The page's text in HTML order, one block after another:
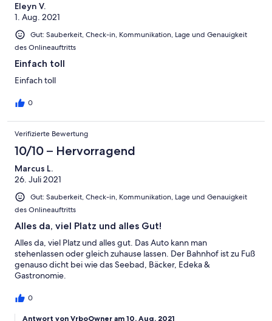
Eleyn V.
1. Aug. 2021
Gut: Sauberkeit, Check-in, Kommunikation, Lage und Genauigkeit
des Onlineauftritts
Einfach toll
Einfach toll
0
Verifizierte Bewertung
10/10 – Hervorragend
Marcus L.
26. Juli 2021
Gut: Sauberkeit, Check-in, Kommunikation, Lage und Genauigkeit
des Onlineauftritts
Alles da, viel Platz und alles Gut!
Alles da, viel Platz und alles gut. Das Auto kann man
stehenlassen oder gleich zuhause lassen. Der Bahnhof ist zu Fuß
genauso dicht bei wie das Seebad, Bäcker, Edeka &
Gastronomie.
0
Antwort von VrboOwner am 10. Aug. 2021